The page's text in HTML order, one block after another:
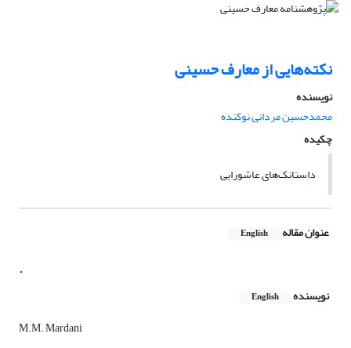
نکته‌هایی از معارف حسینی
نویسنده
محمدحسین مردانی نوکنده
چکیده
داستانک‌های عاشورایی
عنوان مقاله English
.
نویسنده English
M.M. Mardani